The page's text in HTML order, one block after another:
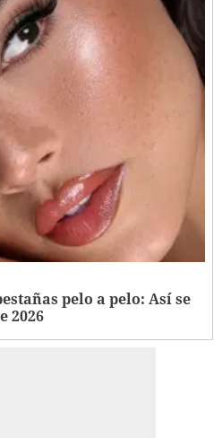
pelo a pelo: Así se
2026